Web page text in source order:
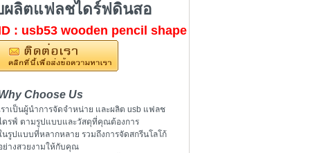
ผลิตแฟลชไดร์ฟดินสอ
: usb53 wooden pencil shape
Choose Us
ราเป็นผู้นำการจัดจำหน่าย และผลิต usb แฟลช
ดรฟ์ ตามรูปแบบและวัสดุที่คุณต้องการ
นรูปแบบที่หลากหลาย รวมถึงการจัดสกรีนโลโก้
ย่างสวยงามให้กับคุณ